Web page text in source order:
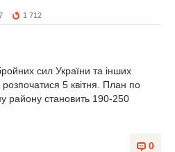
1 712
сил України та інших
5 квітня. План по
району становить 190-250
0